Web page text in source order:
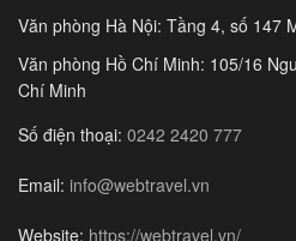
Văn phòng Hà Nội: Tầng 4, số 147
Văn phòng Hồ Chí Minh: 105/16
Chí Minh
Số điện thoại: 0242 2420 777
Email: info@webtravel.vn
Website: https://webtravel.vn/